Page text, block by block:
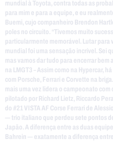
mundial à Toyota, contra todas as
para mim e para a equipe, e eu
Buemi, cujo companheiro Brendon
poles no circuito. “Tivemos muito
particularmente memorável. Lutar para
mundial foi uma sensação incrível. Sei
mas vamos dar tudo para encerrar bem
na LMGT3 – Assim como na Hypercar,
com Porsche, Ferrari e Corvette na
mais uma vez lidera o campeonato
pilotado por Richard Lietz, Riccardo
do #21 VISTA AF Corse Ferrari de
— trio italiano que perdeu sete pontos
Japão. A diferença entre as duas
Bahrein — exatamente a diferença